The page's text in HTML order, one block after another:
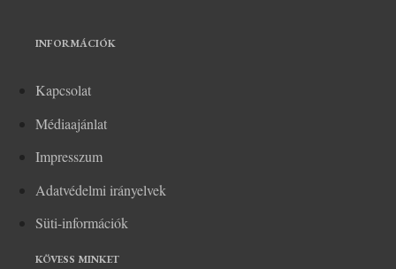
INFORMÁCIÓK
Kapcsolat
Médiaajánlat
Impresszum
Adatvédelmi irányelvek
Süti-információk
KÖVESS MINKET